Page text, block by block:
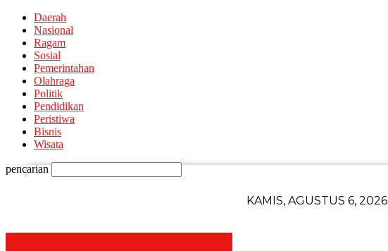
Daerah
Nasional
Ragam
Sosial
Pemerintahan
Olahraga
Politik
Pendidikan
Peristiwa
Bisnis
Wisata
kata sandi Anda
pencarian
KAMIS, AGUSTUS 6, 2026